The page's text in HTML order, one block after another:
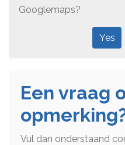
Googlemaps?
Yes
Een vraag
Vul dan onderstaand